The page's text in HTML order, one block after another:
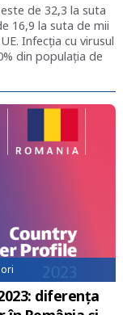
de 32,3 la suta
16,9 la suta de mii
Infecția cu virusul
din populația de
ori
diferența